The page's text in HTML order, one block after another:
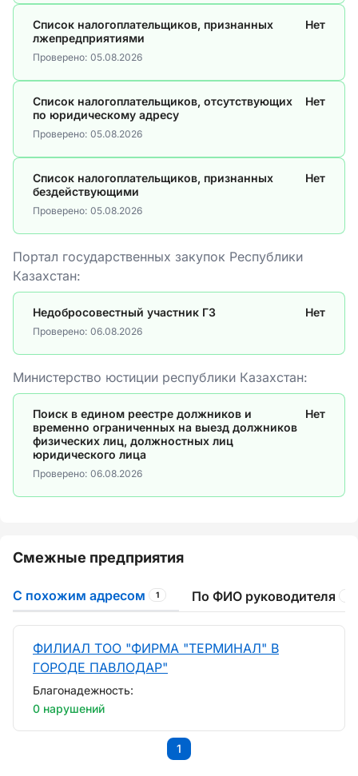
Список налогоплательщиков, признанных
лжепредприятиями
Нет
Проверено: 05.08.2026
Список налогоплательщиков, отсутствующих
по юридическому адресу
Нет
Проверено: 05.08.2026
Список налогоплательщиков, признанных
бездействующими
Нет
Проверено: 05.08.2026
Портал государственных закупок Республики
Казахстан:
Недобросовестный участник ГЗ Нет
Проверено: 06.08.2026
Министерство юстиции республики Казахстан:
Поиск в едином реестре должников и
временно ограниченных на выезд должников
физических лиц, должностных лиц
юридического лица
Нет
Проверено: 06.08.2026
Смежные предприятия
С похожим адресом 1 По ФИО руководителя
ФИЛИАЛ ТОО "ФИРМА "ТЕРМИНАЛ" В
ГОРОДЕ ПАВЛОДАР"
Благонадежность:
0 нарушений
1